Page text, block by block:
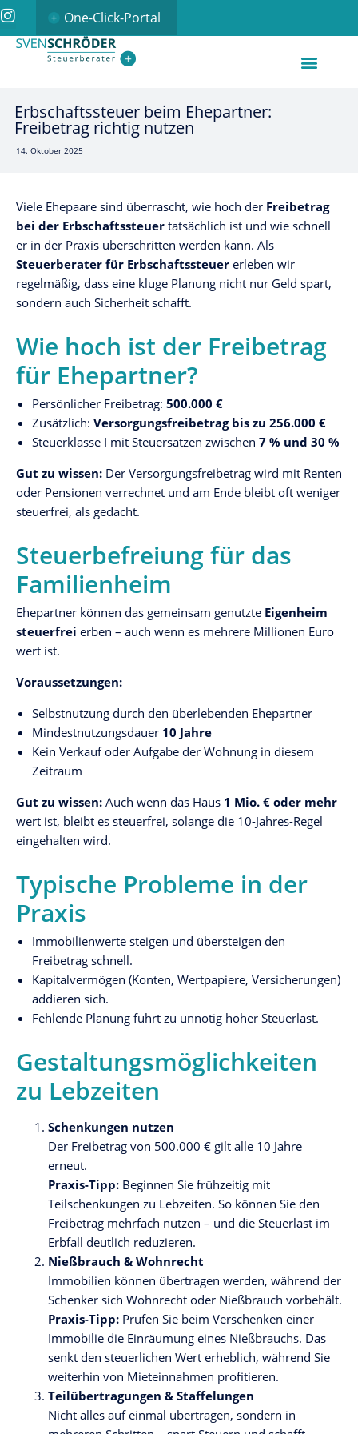
One-Click-Portal
Erbschaftssteuer beim Ehepartner:
Freibetrag richtig nutzen
14. Oktober 2025
Viele Ehepaare sind überrascht, wie hoch der Freibetrag
bei der Erbschaftssteuer tatsächlich ist und wie schnell
er in der Praxis überschritten werden kann. Als
Steuerberater für Erbschaftssteuer erleben wir
regelmäßig, dass eine kluge Planung nicht nur Geld spart,
sondern auch Sicherheit schafft.
Wie hoch ist der Freibetrag
für Ehepartner?
Persönlicher Freibetrag: 500.000 €
Zusätzlich: Versorgungsfreibetrag bis zu 256.000 €
Steuerklasse I mit Steuersätzen zwischen 7 % und 30 %
Gut zu wissen: Der Versorgungsfreibetrag wird mit Renten
oder Pensionen verrechnet und am Ende bleibt oft weniger
steuerfrei, als gedacht.
Steuerbefreiung für das
Familienheim
Ehepartner können das gemeinsam genutzte Eigenheim
steuerfrei erben – auch wenn es mehrere Millionen Euro
wert ist.
Voraussetzungen:
Selbstnutzung durch den überlebenden Ehepartner
Mindestnutzungsdauer 10 Jahre
Kein Verkauf oder Aufgabe der Wohnung in diesem
Zeitraum
Gut zu wissen: Auch wenn das Haus 1 Mio. € oder mehr
wert ist, bleibt es steuerfrei, solange die 10-Jahres-Regel
eingehalten wird.
Typische Probleme in der
Praxis
Immobilienwerte steigen und übersteigen den
Freibetrag schnell.
Kapitalvermögen (Konten, Wertpapiere, Versicherungen)
addieren sich.
Fehlende Planung führt zu unnötig hoher Steuerlast.
Gestaltungsmöglichkeiten
zu Lebzeiten
Schenkungen nutzen
Der Freibetrag von 500.000 € gilt alle 10 Jahre
erneut.
Praxis-Tipp: Beginnen Sie frühzeitig mit
Teilschenkungen zu Lebzeiten. So können Sie den
Freibetrag mehrfach nutzen – und die Steuerlast im
Erbfall deutlich reduzieren.
Nießbrauch & Wohnrecht
Immobilien können übertragen werden, während der
Schenker sich Wohnrecht oder Nießbrauch vorbehält.
Praxis-Tipp: Prüfen Sie beim Verschenken einer
Immobilie die Einräumung eines Nießbrauchs. Das
senkt den steuerlichen Wert erheblich, während Sie
weiterhin von Mieteinnahmen profitieren.
Teilübertragungen & Staffelungen
Nicht alles auf einmal übertragen, sondern in